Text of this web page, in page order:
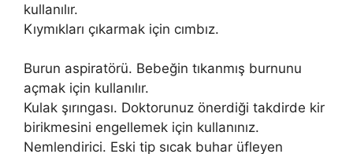
kullanılır.
Kıymıkları çıkarmak için cımbız.
Burun aspiratörü. Bebeğin tıkanmış burnunu
açmak için kullanılır.
Kulak şırıngası. Doktorunuz önerdiği takdirde kir
birikmesini engellemek için kullanınız.
Nemlendirici. Eski tip sıcak buhar üfleyen